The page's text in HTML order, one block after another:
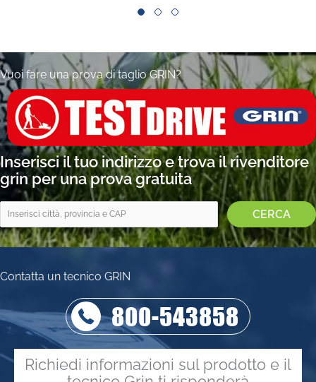
Vuoi fare una prova di taglio GRIN?
Inserisci il tuo indirizzo e trova il rivenditore
grin per una prova gratuita
Contatta un tecnico GRIN
800-543858
Richiedi informazioni sul prodotto e il